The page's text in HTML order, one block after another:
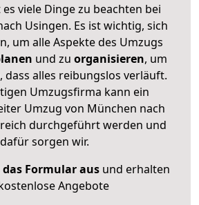
viele Dinge zu beachten bei
Usingen. Es ist wichtig, sich
um alle Aspekte des Umzugs
und zu organisieren, um
dass alles reibungslos verläuft.
Umzugsfirma kann ein
Umzug von München nach
durchgeführt werden und
dafür sorgen wir.
Formular ausund erhalten
Angebote